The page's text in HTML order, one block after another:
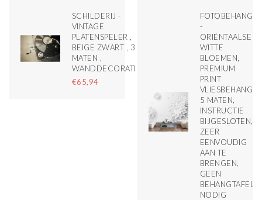
SCHILDERIJ -
VINTAGE
PLATENSPELER ,
BEIGE ZWART , 3
MATEN ,
WANDDECORATIE
€65,94
FOTOBEHANG
-
ORIËNTAALSE
WITTE
BLOEMEN,
PREMIUM
PRINT
VLIESBEHANG,
5 MATEN,
INSTRUCTIE
BIJGESLOTEN,
ZEER
EENVOUDIG
AAN TE
BRENGEN,
GEEN
BEHANGTAFEL
NODIG